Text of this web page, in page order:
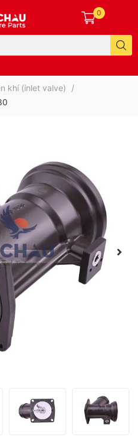
0
khí (inlet valve)
/